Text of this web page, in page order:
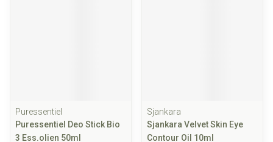
Puressentiel
Puressentiel Deo Stick Bio
3 Ess.olien 50ml
Sjankara
Sjankara Velvet Skin Eye
Contour Oil 10ml